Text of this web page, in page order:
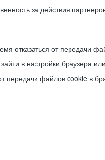
за действия
отказаться от передачи
в настройки браузера
передачи файлов cookie в